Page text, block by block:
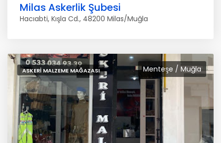
Milas Askerlik Şubesi
Hacıabti, Kışla Cd., 48200 Milas/Muğla
Menteşe / Muğla
ASKERI MALZEME MAĞAZASI